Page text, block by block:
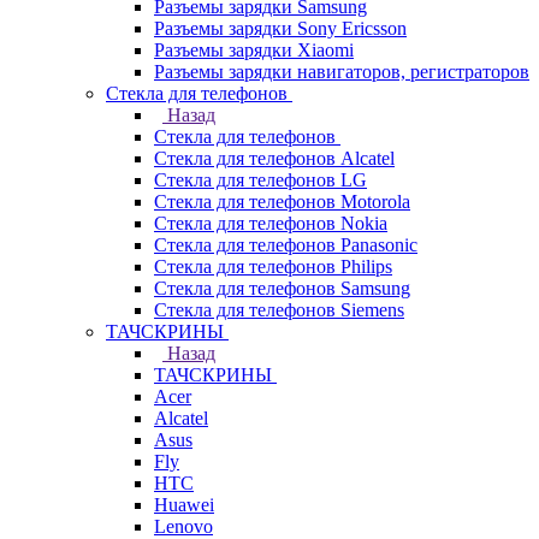
Разъемы зарядки Samsung
Разъемы зарядки Sony Ericsson
Разъемы зарядки Xiaomi
Разъемы зарядки навигаторов, регистраторов
Стекла для телефонов
Назад
Стекла для телефонов
Стекла для телефонов Alcatel
Стекла для телефонов LG
Стекла для телефонов Motorola
Стекла для телефонов Nokia
Стекла для телефонов Panasonic
Стекла для телефонов Philips
Стекла для телефонов Samsung
Стекла для телефонов Siemens
ТАЧСКРИНЫ
Назад
ТАЧСКРИНЫ
Acer
Alcatel
Asus
Fly
HTC
Huawei
Lenovo